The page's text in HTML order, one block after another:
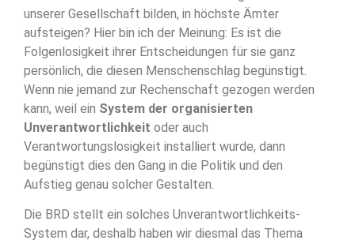
unserer Gesellschaft bilden, in höchste Ämter
aufsteigen? Hier bin ich der Meinung: Es ist die
Folgenlosigkeit ihrer Entscheidungen für sie ganz
persönlich, die diesen Menschenschlag begünstigt.
Wenn nie jemand zur Rechenschaft gezogen werden
kann, weil ein System der organisierten
Unverantwortlichkeit oder auch
Verantwortungslosigkeit installiert wurde, dann
begünstigt dies den Gang in die Politik und den
Aufstieg genau solcher Gestalten.
Die BRD stellt ein solches Unverantwortlichkeits-
System dar, deshalb haben wir diesmal das Thema